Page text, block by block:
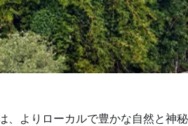
よりローカルで豊かな自然と神